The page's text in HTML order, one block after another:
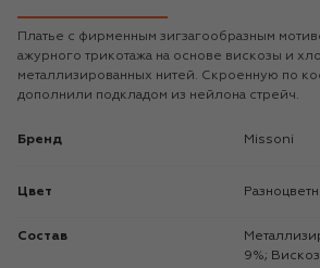
Платье с фирменным зигзагообразным
ажурного трикотажа на основе вискозы и
металлизированных нитей. Скроенную по
дополнили подкладом из нейлона стрейч.
Бренд Missoni
Цвет
Состав
Металлизированное волокно:
9%;